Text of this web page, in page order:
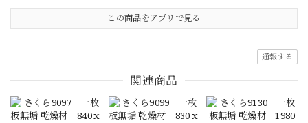
この商品をアプリで見る
通報する
関連商品